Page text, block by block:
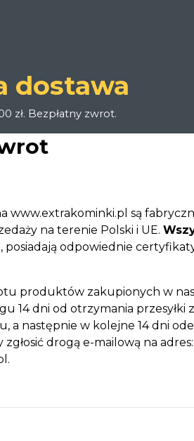
dostawa
zł. Bezpłatny zwrot.
www.extrakominki.pl są
na terenie Polski i UE.
, posiadają odpowiednie
produktów zakupionych w
14 dni od otrzymania przesyłki
a następnie w kolejne 14 dni
drogą e-mailową na adres: